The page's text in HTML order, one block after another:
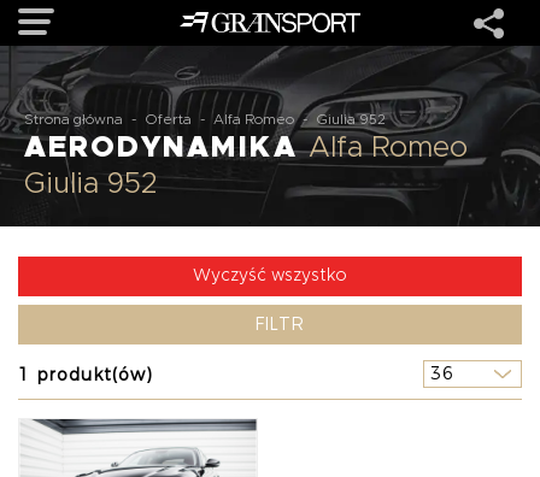
OFERTA
MARKI
O NAS
Strona główna - Oferta - Alfa Romeo - Giulia 952
AERODYNAMIKAAlfa Romeo
Giulia 952
Wyczyść wszystko
FILTR
1 produkt(ów)